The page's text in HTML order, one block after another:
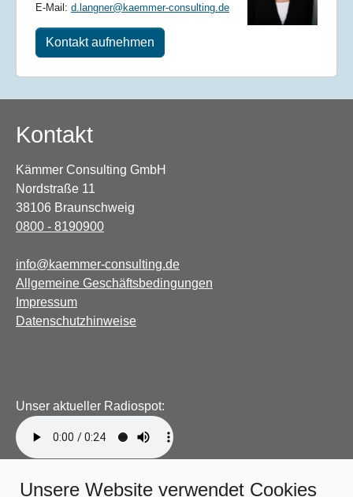
E-Mail: d.langner@kaemmer-consulting.de
Kontakt aufnehmen
Kontakt
Kämmer Consulting GmbH
Nordstraße 11
38106 Braunschweig
0800 - 8190900
info@kaemmer-consulting.de
Allgemeine Geschäftsbedingungen
Impressum
Datenschutzhinweise
Unser aktueller Radiospot:
Unsere Website verwendet Cookies